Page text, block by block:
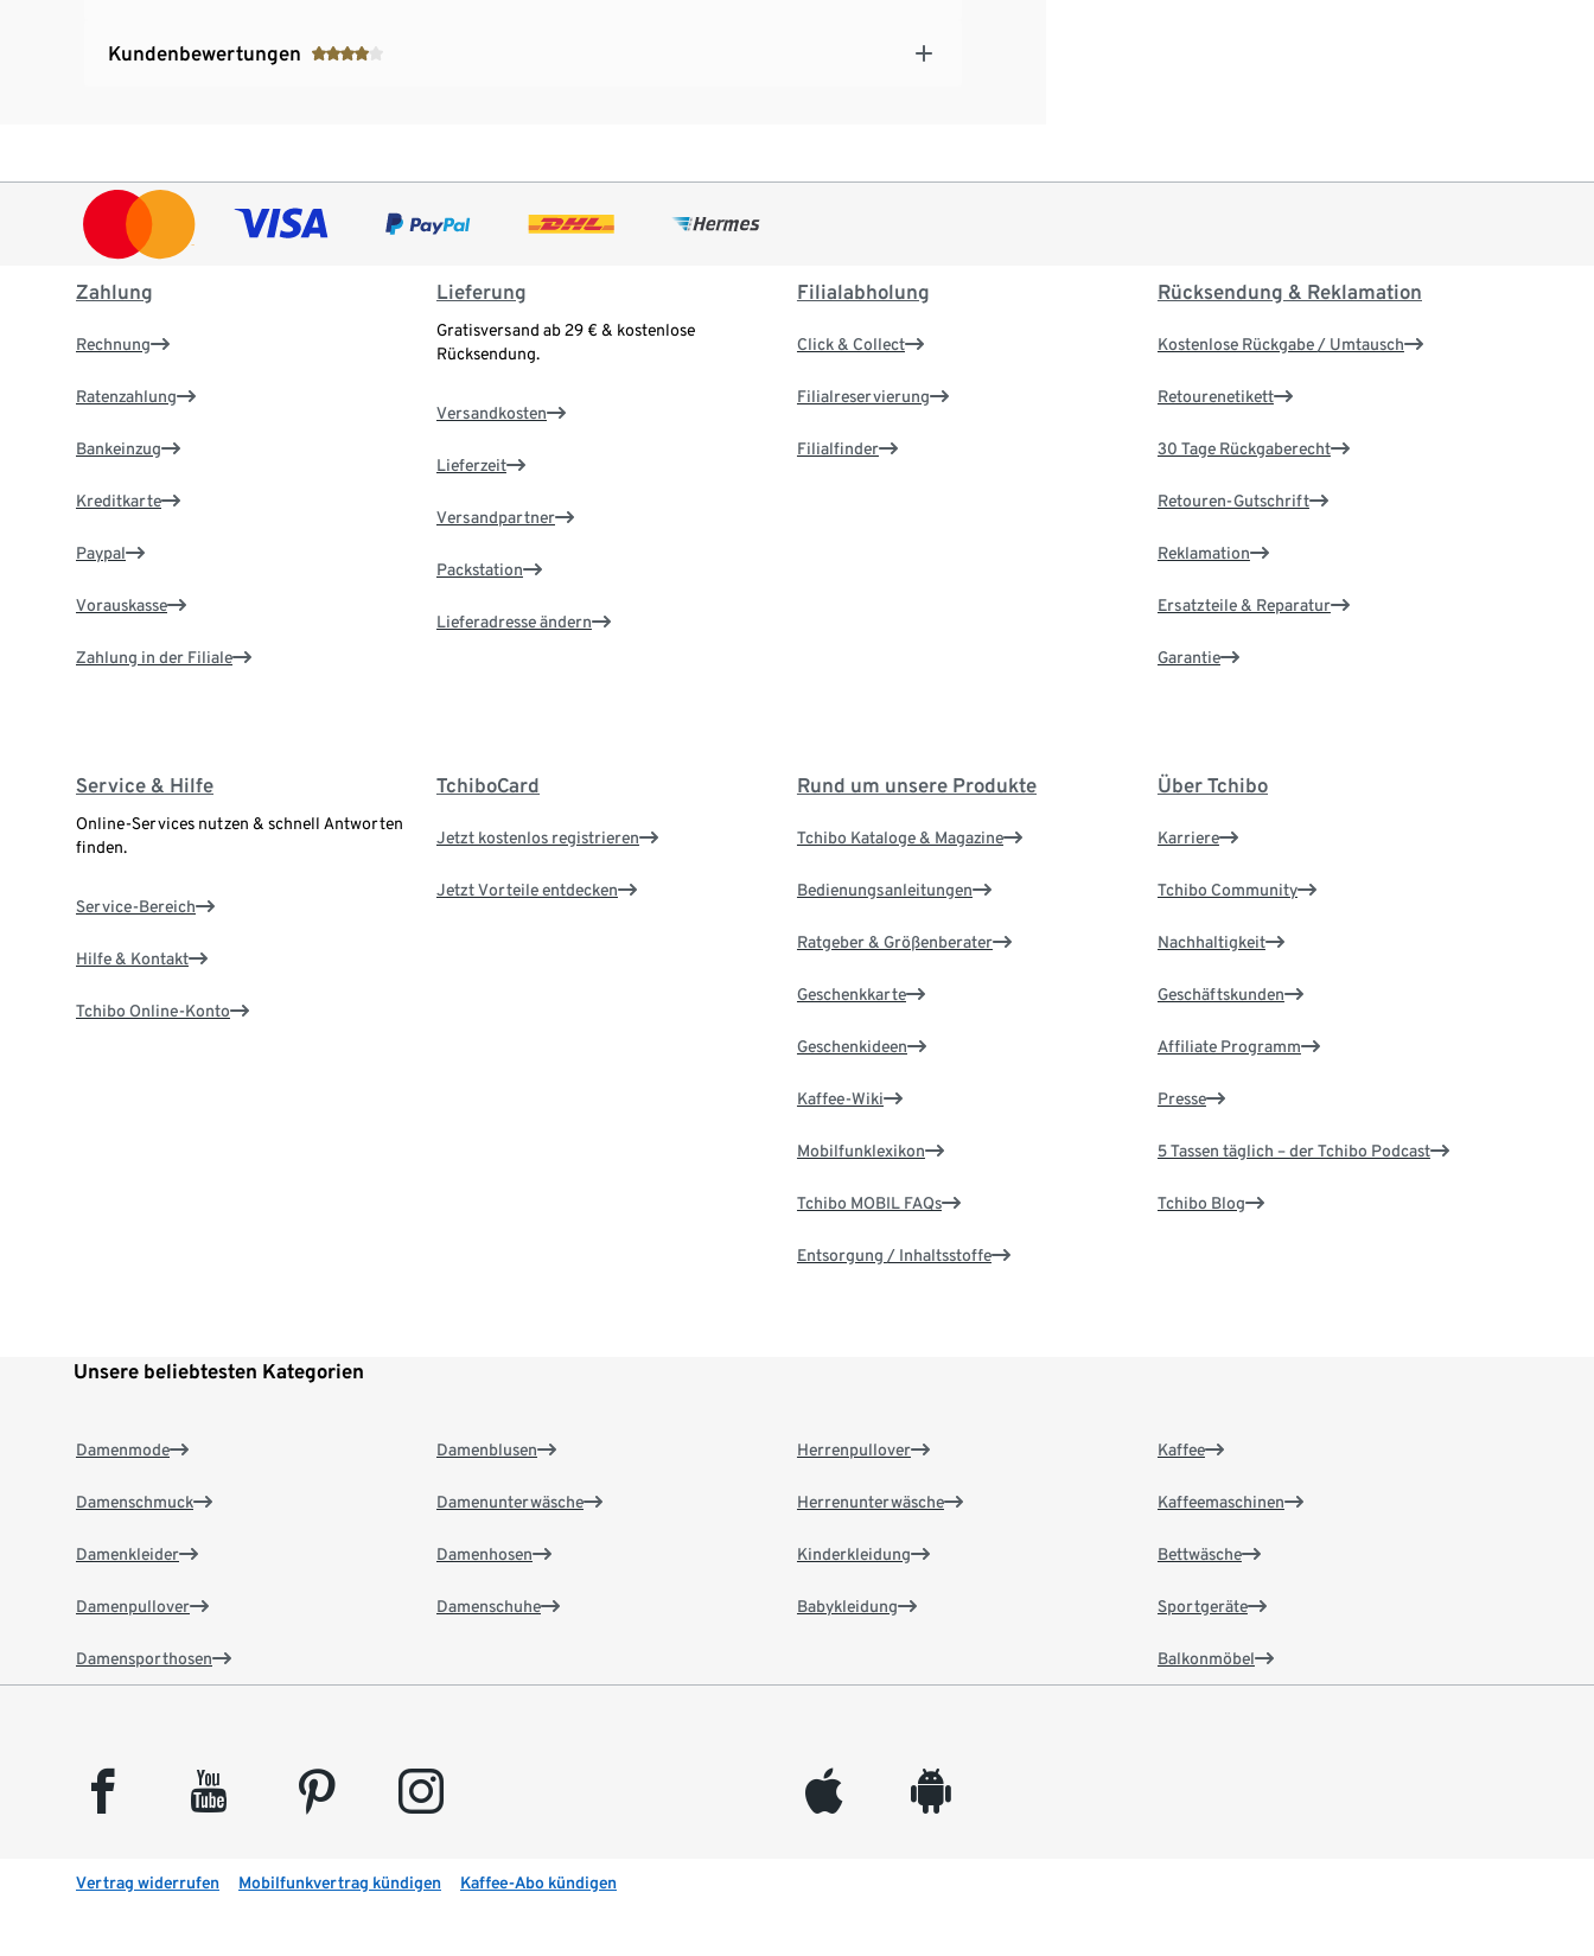
Kundenbewertungen
Zahlung
Rechnung
Ratenzahlung
Bankeinzug
Kreditkarte
Paypal
Vorauskasse
Zahlung in der Filiale
Lieferung
Gratisversand ab 29 € & kostenlose
Rücksendung.
Versandkosten
Lieferzeit
Versandpartner
Packstation
Lieferadresse ändern
Filialabholung
Click & Collect
Filialreservierung
Filialfinder
Rücksendung & Reklamation
Kostenlose Rückgabe / Umtausch
Retourenetikett
30 Tage Rückgaberecht
Retouren-Gutschrift
Reklamation
Ersatzteile & Reparatur
Garantie
Service & Hilfe
Online-Services nutzen & schnell Antworten
finden.
Service-Bereich
Hilfe & Kontakt
Tchibo Online-Konto
TchiboCard
Jetzt kostenlos registrieren
Jetzt Vorteile entdecken
Rund um unsere Produkte
Tchibo Kataloge & Magazine
Bedienungsanleitungen
Ratgeber & Größenberater
Geschenkkarte
Geschenkideen
Kaffee-Wiki
Mobilfunklexikon
Tchibo MOBIL FAQs
Entsorgung / Inhaltsstoffe
Über Tchibo
Karriere
Tchibo Community
Nachhaltigkeit
Geschäftskunden
Affiliate Programm
Presse
5 Tassen täglich – der Tchibo Podcast
Tchibo Blog
Unsere beliebtesten Kategorien
Damenmode
Damenschmuck
Damenkleider
Damenpullover
Damensporthosen
Damenblusen
Damenunterwäsche
Damenhosen
Damenschuhe
Herrenpullover
Herrenunterwäsche
Kinderkleidung
Babykleidung
Kaffee
Kaffeemaschinen
Bettwäsche
Sportgeräte
Balkonmöbel
facebook youtube pinterest instagram appleinc android
Vertrag widerrufen Mobilfunkvertrag kündigen Kaffee-Abo kündigen